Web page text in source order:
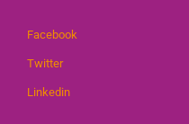
Facebook
Twitter
Linkedin